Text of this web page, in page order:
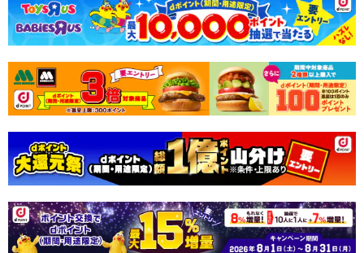
♢全体スベスベ生地
♢パット内蔵
♢バストアップ＆脇高設計
♢幅広ストラップタイプ
♢背肉ホールド編み
♢ナイトブラとしてもOK
◎リブ伸ばしちゃいました！◎長い幅広リブ × 美くびれメイク
♢ 大人気のエアーフィットブラがより魅力的に進化 ♢
4cmだった幅広リブ部分を10cmに拡張！
エアーフィット史上最も長い超ロングタイプなリブに♪